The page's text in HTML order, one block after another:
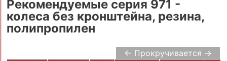
Рекомендуемые серия 971 -
колеса без кронштейна, резина,
полипропилен
← Прокручивается →